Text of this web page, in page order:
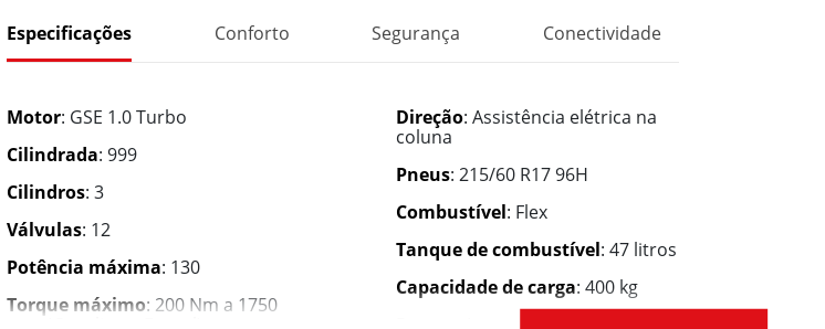
Especificações Conforto Segurança Conectividade
Motor : GSE 1.0 Turbo
Cilindrada : 999
Cilindros : 3
Válvulas : 12
Potência máxima : 130
Torque máximo: 200 Nm a 1750
Direção: Assistência elétrica na
coluna
Pneus : 215/60 R17 96H
Combustível : Flex
Tanque de combustível : 47 litros
Capacidade de carga : 400 kg